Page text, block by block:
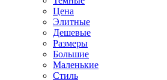
Цена
Элитные
Дешевые
Размеры
Большие
Маленькие
Стиль